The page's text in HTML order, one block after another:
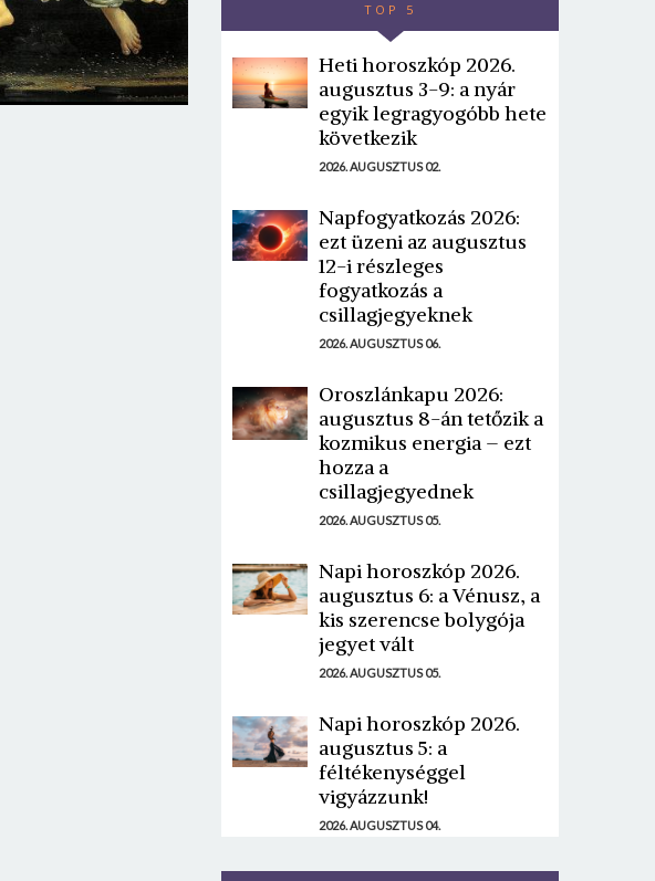
TOP 5
Heti horoszkóp 2026.
augusztus 3-9: a nyár
egyik legragyogóbb hete
következik
2026. AUGUSZTUS 02.
Napfogyatkozás 2026:
ezt üzeni az augusztus
12-i részleges
fogyatkozás a
csillagjegyeknek
2026. AUGUSZTUS 06.
Oroszlánkapu 2026:
augusztus 8-án tetőzik a
kozmikus energia – ezt
hozza a
csillagjegyednek
2026. AUGUSZTUS 05.
Napi horoszkóp 2026.
augusztus 6: a Vénusz, a
kis szerencse bolygója
jegyet vált
2026. AUGUSZTUS 05.
Napi horoszkóp 2026.
augusztus 5: a
féltékenységgel
vigyázzunk!
2026. AUGUSZTUS 04.